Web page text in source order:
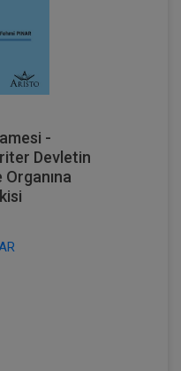
-
Devletin